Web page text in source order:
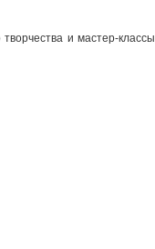
и мастер-классы